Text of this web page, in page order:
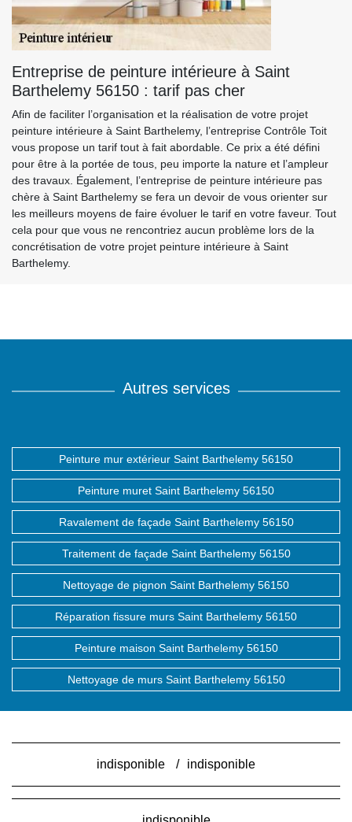
Entreprise de peinture intérieure à Saint
Barthelemy 56150 : tarif pas cher
Afin de faciliter l’organisation et la réalisation de votre projet
peinture intérieure à Saint Barthelemy, l’entreprise Contrôle Toit
vous propose un tarif tout à fait abordable. Ce prix a été défini
pour être à la portée de tous, peu importe la nature et l’ampleur
des travaux. Également, l’entreprise de peinture intérieure pas
chère à Saint Barthelemy se fera un devoir de vous orienter sur
les meilleurs moyens de faire évoluer le tarif en votre faveur. Tout
cela pour que vous ne rencontriez aucun problème lors de la
concrétisation de votre projet peinture intérieure à Saint
Barthelemy.
Autres services
Peinture mur extérieur Saint Barthelemy 56150
Peinture muret Saint Barthelemy 56150
Ravalement de façade Saint Barthelemy 56150
Traitement de façade Saint Barthelemy 56150
Nettoyage de pignon Saint Barthelemy 56150
Réparation fissure murs Saint Barthelemy 56150
Peinture maison Saint Barthelemy 56150
Nettoyage de murs Saint Barthelemy 56150
indisponible / indisponible